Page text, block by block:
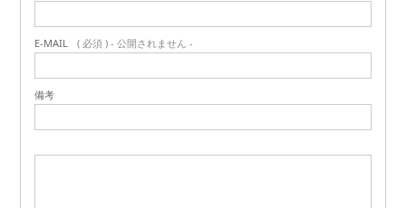
E-MAIL ( 必須 ) - 公開されません -
備考